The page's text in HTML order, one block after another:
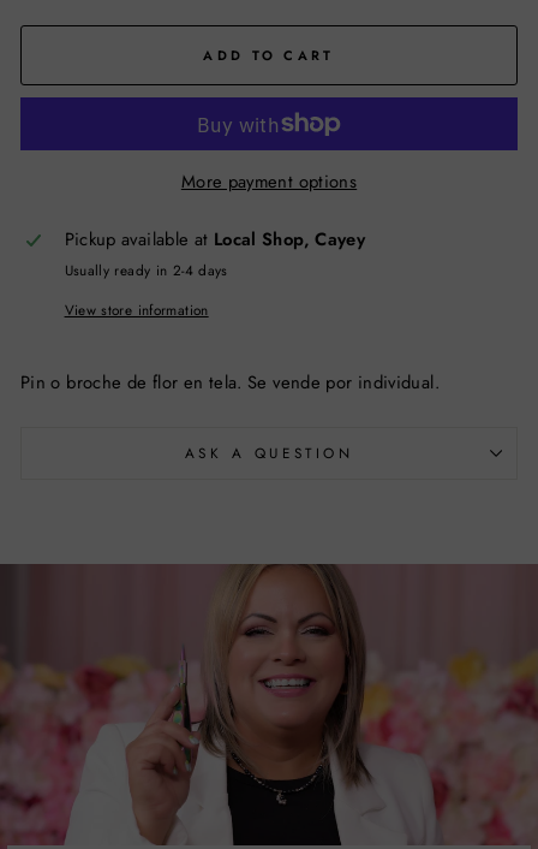
ADD TO CART
More payment options
Pickup available at Local Shop, Cayey
Usually ready in 2-4 days
View store information
Pin o broche de flor en tela. Se vende por individual.
ASK A QUESTION